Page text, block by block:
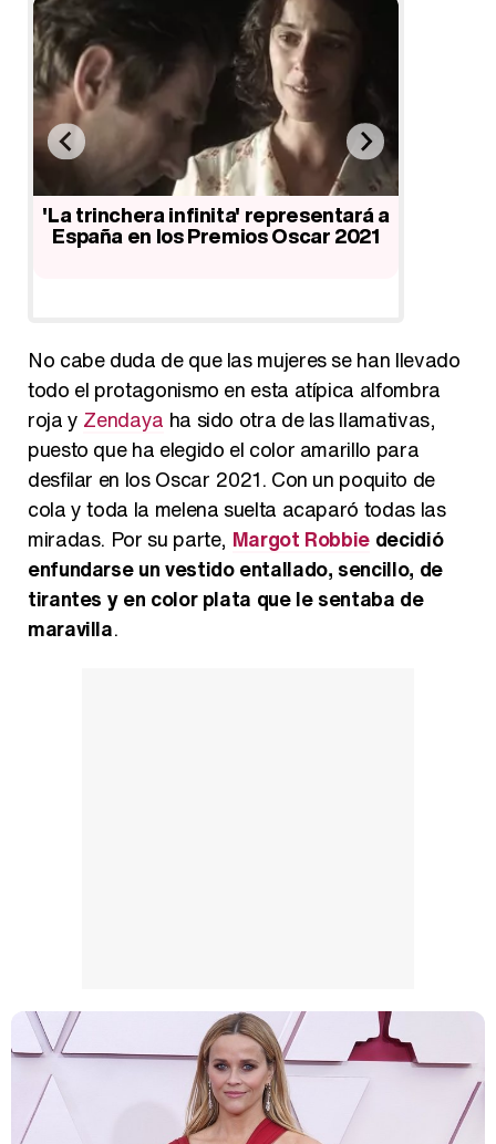
'La trinchera infinita' representará a
España en los Premios Oscar 2021
No cabe duda de que las mujeres se han llevado
todo el protagonismo en esta atípica alfombra
roja y Zendaya ha sido otra de las llamativas,
puesto que ha elegido el color amarillo para
desfilar en los Oscar 2021. Con un poquito de
cola y toda la melena suelta acaparó todas las
miradas. Por su parte, Margot Robbie decidió
enfundarse un vestido entallado, sencillo, de
tirantes y en color plata que le sentaba de
maravilla.